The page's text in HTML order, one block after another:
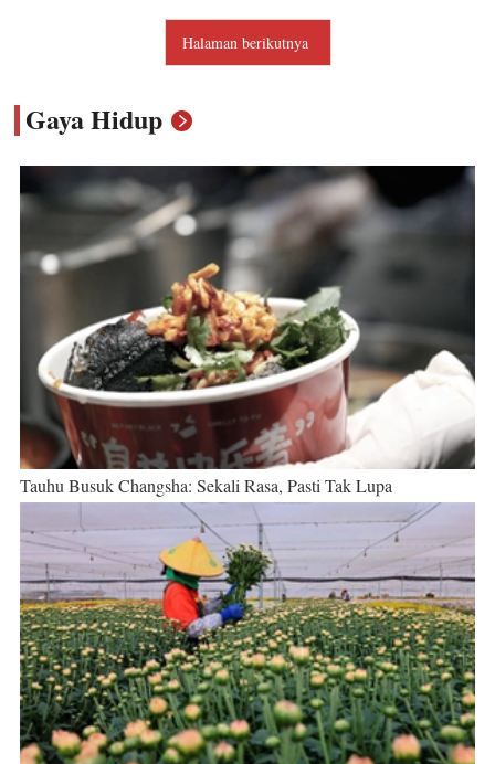
Halaman berikutnya
Gaya Hidup
Tauhu Busuk Changsha: Sekali Rasa, Pasti Tak Lupa